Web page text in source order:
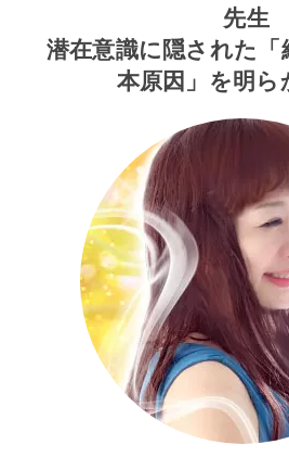
先生
潜在意識に隠された「
本原因」を明ら